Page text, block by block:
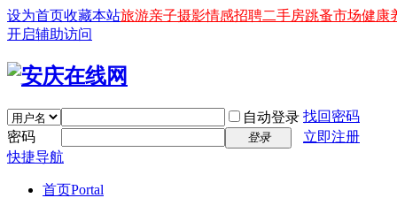
设为首页收藏本站旅游亲子摄影情感招聘二手房跳蚤市场健康
开启辅助访问
自动登录 找回密码
密码
登录
立即注册
快捷导航
首页Portal